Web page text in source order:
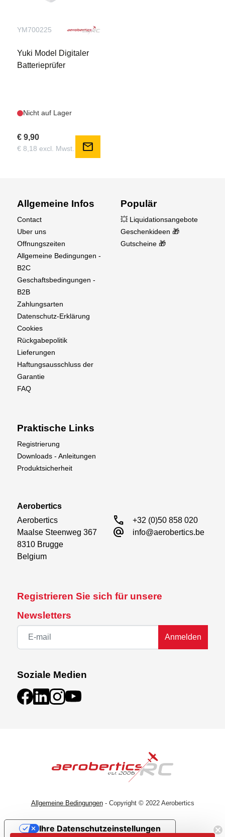
YM700225
Yuki Model Digitaler
Batterieprüfer
Nicht auf Lager
€ 9,90
€ 8,18 excl. Mwst. mail
Registrieren Sie sich für unsere
Newsletters
Anmelden
Soziale Medien
Allgemeine Infos
Contact
Uber uns
Offnungszeiten
Allgemeine Bedingungen -
B2C
Geschaftsbedingungen -
B2B
Zahlungsarten
Datenschutz-Erklärung
Cookies
Rückgabepolitik
Lieferungen
Haftungsausschluss der
Garantie
FAQ
Populär
💥 Liquidationsangebote
Geschenkideen 🎁
Gutscheine 🎁
Praktische Links
Registrierung
Downloads - Anleitungen
Produktsicherheit
Aerobertics
Aerobertics
Maalse Steenweg 367
8310 Brugge
Belgium
call +32 (0)50 858 020
alternate_email info@aerobertics.be
Allgemeine Bedingungen - Copyright © 2022 Aerobertics
Ihre Datenschutzeinstellungen